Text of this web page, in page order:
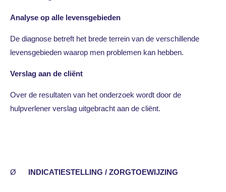
Analyse op alle levensgebieden
De diagnose betreft het brede terrein van de verschillende
levensgebieden waarop men problemen kan hebben.
Verslag aan de cliënt
Over de resultaten van het onderzoek wordt door de
hulpverlener verslag uitgebracht aan de cliënt.
Ø INDICATIESTELLING / ZORGTOEWIJZING